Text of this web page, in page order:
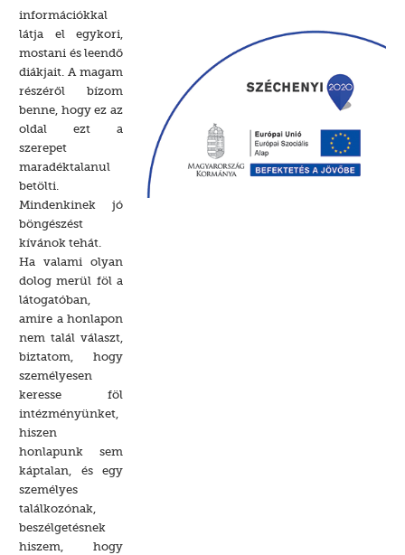
információkkal
látja el egykori,
mostani és leendő
diákjait. A magam
részéről bízom
benne, hogy ez az
oldal ezt a
szerepet
maradéktalanul
betölti.
Mindenkinek jó
böngészést
kívánok tehát.
Ha valami olyan
dolog merül föl a
látogatóban,
amire a honlapon
nem talál választ,
biztatom, hogy
személyesen
keresse föl
intézményünket,
hiszen
honlapunk sem
káptalan, és egy
személyes
találkozónak,
beszélgetésnek
hiszem, hogy